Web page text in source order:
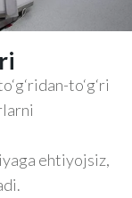
to‘g‘ri
ehtiyojsiz,